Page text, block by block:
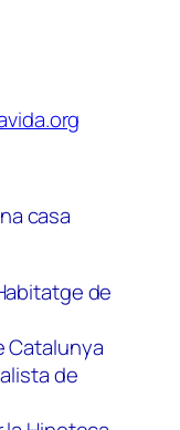
casa
de
Catalunya
de